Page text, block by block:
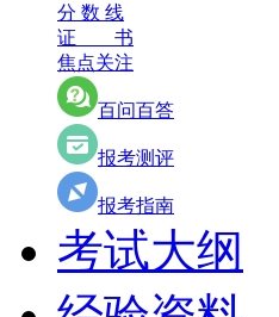
分 数 线
证 书
焦点关注
百问百答
报考测评
报考指南
考试大纲